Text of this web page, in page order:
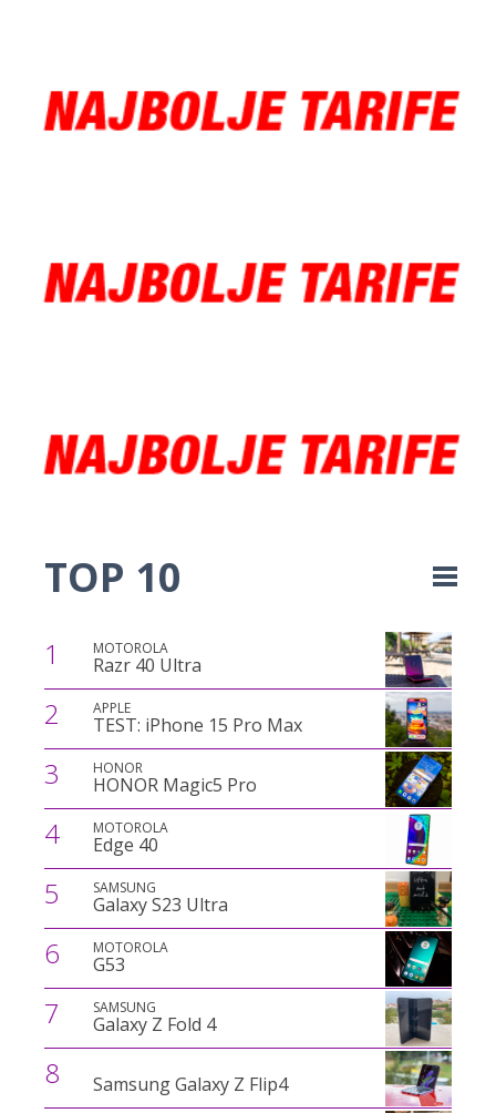
TOP 10
1 MOTOROLA
Razr 40 Ultra
2 APPLE
TEST: iPhone 15 Pro Max
3 HONOR
HONOR Magic5 Pro
4 MOTOROLA
Edge 40
5 SAMSUNG
Galaxy S23 Ultra
6 MOTOROLA
G53
7 SAMSUNG
Galaxy Z Fold 4
8 Samsung Galaxy Z Flip4